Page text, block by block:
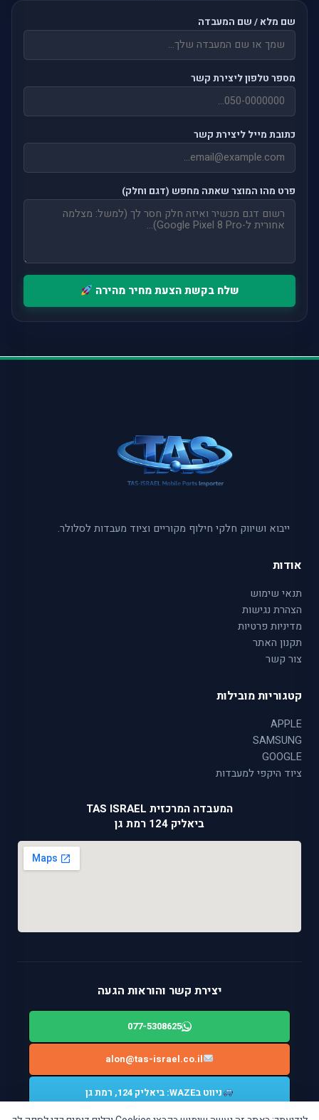
שם מלא / שם המעבדה
מספר טלפון ליצירת קשר
כתובת מייל ליצירת קשר
פרט מהו המוצר שאתה מחפש (דגם וחלק)
שלח בקשת הצעת מחיר מהירה
ייבוא ושיווק חלקי חילוף מקוריים וציוד מעבדות לסלולר.
אודות
תנאי שימוש
הצהרת נגישות
מדיניות פרטיות
תקנון האתר
צור קשר
קטגוריות מובילות
APPLE
SAMSUNG
GOOGLE
ציוד היקפי למעבדות
המעבדה המרכזית TAS ISRAEL
ביאליק 124 רמת גן
יצירת קשר והוראות הגעה
077-5308625
alon@tas-israel.co.il
ניווט בWAZE: ביאליק 124, רמת גן